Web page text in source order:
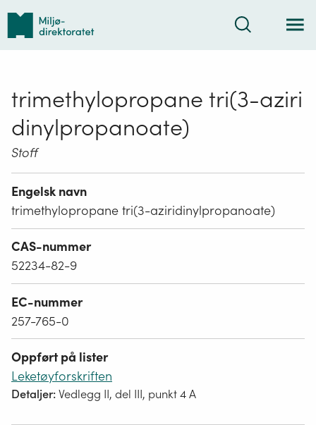
Tilbake
forsiden
Søk
trimethylopropane tri(3-aziri
dinylpropanoate)
Stoff
Engelsk navn
trimethylopropane tri(3-aziridinylpropanoate)
CAS-nummer
52234-82-9
EC-nummer
257-765-0
Oppført på lister
Leketøyforskriften
Detaljer:Vedlegg II, del III, punkt 4 A